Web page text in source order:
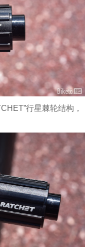
行星棘轮结构，